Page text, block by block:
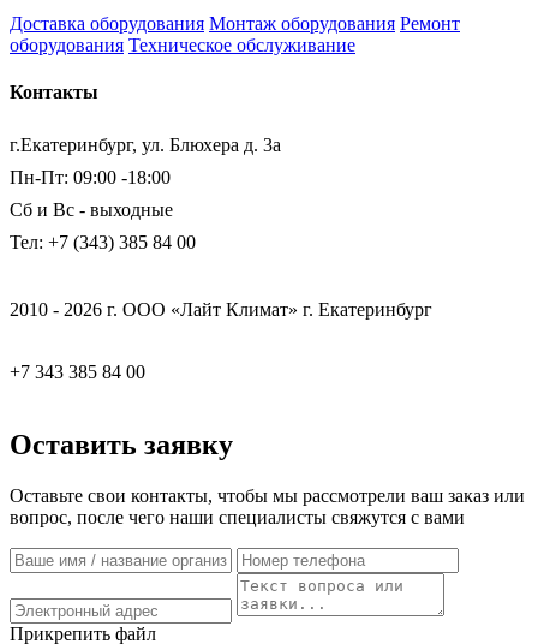
Доставка оборудования Монтаж оборудования Ремонт
оборудования Техническое обслуживание
Контакты
г.Екатеринбург, ул. Блюхера д. 3а
Пн-Пт: 09:00 -18:00
Сб и Вс - выходные
Тел: +7 (343) 385 84 00
2010 - 2026 г. ООО «Лайт Климат» г. Екатеринбург
+7 343 385 84 00
Оставить заявку
Оставьте свои контакты, чтобы мы рассмотрели ваш заказ или
вопрос, после чего наши специалисты свяжутся с вами
Прикрепить файл